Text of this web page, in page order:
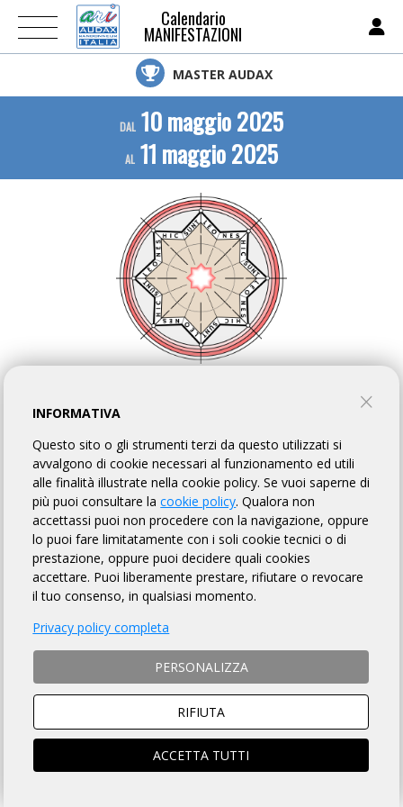
Calendario
MANIFESTAZIONI
MASTER AUDAX
DAL 10 maggio 2025
AL 11 maggio 2025
HIC SUNT LEONES: OMOLOGATI
SAN ZACCARIA BIKE
TORNA AL BREVETTO
170174
AGHITO FABRIZIO
32h 10m
PATATRAK ASD, Milano (MI)
170175
ARMANI ENRICO
35h 09m
GLT77CYCLINGCLUB, Verona (VR)
Begnis Umberto
35h 23m
TEAM TESTA, Bergamo (BG)
BILETTA Maurizio
INFORMATIVA
Questo sito o gli strumenti terzi da questo utilizzati si
avvalgono di cookie necessari al funzionamento ed utili
alle finalità illustrate nella cookie policy. Se vuoi saperne di
più puoi consultare lacookie policy. Qualora non
accettassi puoi non procedere con la navigazione, oppure
lo puoi fare limitatamente con i soli cookie tecnici o di
prestazione, oppure puoi decidere quali cookies
accettare. Puoi liberamente prestare, rifiutare o revocare
il tuo consenso, in qualsiasi momento.
Privacy policy completa
PERSONALIZZA
RIFIUTA
ACCETTA TUTTI